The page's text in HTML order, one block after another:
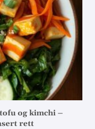
og kimchi –
rett